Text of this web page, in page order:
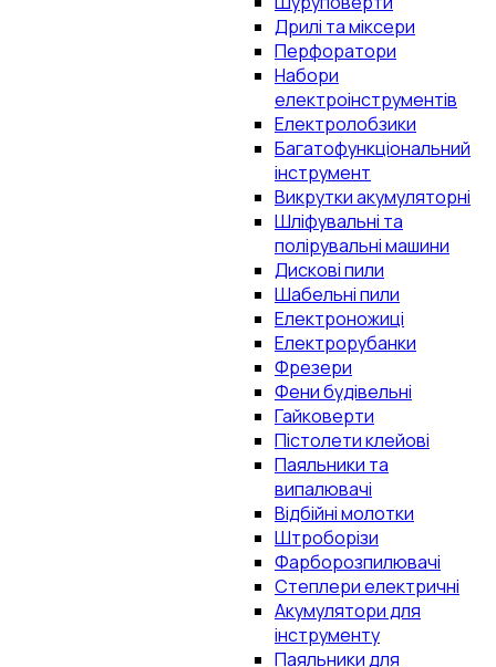
Дрилі та міксери
Перфоратори
Набори
електроінструментів
Електролобзики
Багатофункціональний
інструмент
Викрутки акумуляторні
Шліфувальні та
полірувальні машини
Дискові пили
Шабельні пили
Електроножиці
Електрорубанки
Фрезери
Фени будівельні
Гайковерти
Пістолети клейові
Паяльники та
випалювачі
Відбійні молотки
Штроборізи
Фарборозпилювачі
Степлери електричні
Акумулятори для
інструменту
Паяльники для